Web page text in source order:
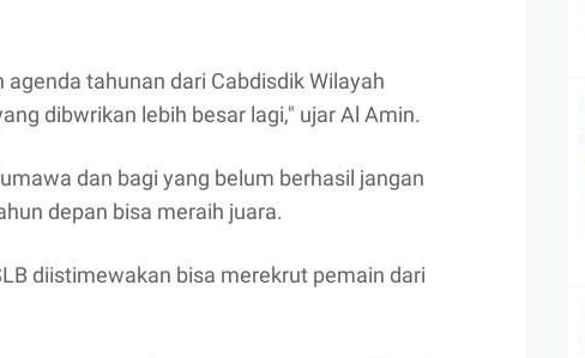
tahunan dari Cabdisdik Wilayah
dibwrikan lebih besar lagi," ujar Al Amin.
dan bagi yang belum berhasil jangan
depan bisa meraih juara.
diistimewakan bisa merekrut pemain dari